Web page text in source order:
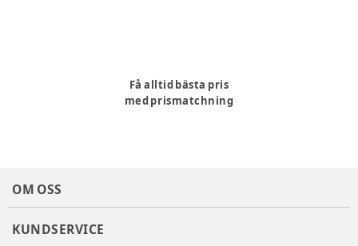
Få alltid bästa pris
med prismatchning
OM OSS
KUNDSERVICE